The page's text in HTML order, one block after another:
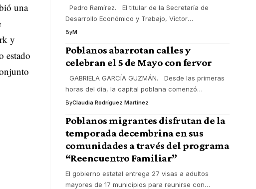
una
y
estado
Pedro Ramírez. El titular de la Secretaría de
Desarrollo Económico y Trabajo, Víctor…
ByM
Poblanos abarrotan calles y
celebran el 5 de Mayo con fervor
GABRIELA GARCÍA GUZMÁN. Desde las primeras
horas del día, la capital poblana comenzó…
ByClaudia Rodríguez Martínez
Poblanos migrantes disfrutan de la
temporada decembrina en sus
comunidades a través del programa
“Reencuentro Familiar”
El gobierno estatal entrega 27 visas a adultos
mayores de 17 municipios para reunirse con…